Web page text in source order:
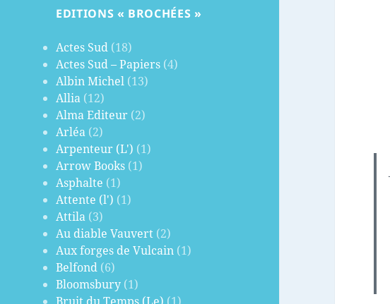
EDITIONS « BROCHÉES »
Actes Sud (18)
Actes Sud – Papiers (4)
Albin Michel (13)
Allia (12)
Alma Editeur (2)
Arléa (2)
Arpenteur (L') (1)
Arrow Books (1)
Asphalte (1)
Attente (l') (1)
Attila (3)
Au diable Vauvert (2)
Aux forges de Vulcain (1)
Belfond (6)
Bloomsbury (1)